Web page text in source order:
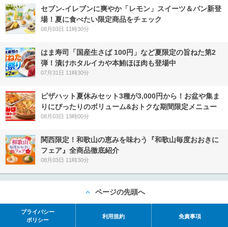
セブン‐イレブンに爽やか「レモン」スイーツ＆パン新登
場！夏に食べたい限定商品をチェック
08月03日 11時30分
はま寿司「国産生さば 100円」など夏限定の旨ねた第2
弾！漬けホタルイカや本鮪ほほ肉も登場中
07月31日 11時30分
ピザハット夏休みセット3種が3,000円から！お盆や集ま
りにぴったりのボリューム&おトクな期間限定メニュー
08月03日 13時00分
関西限定！和歌山の恵みを味わう『和歌山毎度おおきに
フェア』全商品徹底紹介
08月03日 11時30分
ページの先頭へ
プライバシー
ポリシー
利用規約 免責事項